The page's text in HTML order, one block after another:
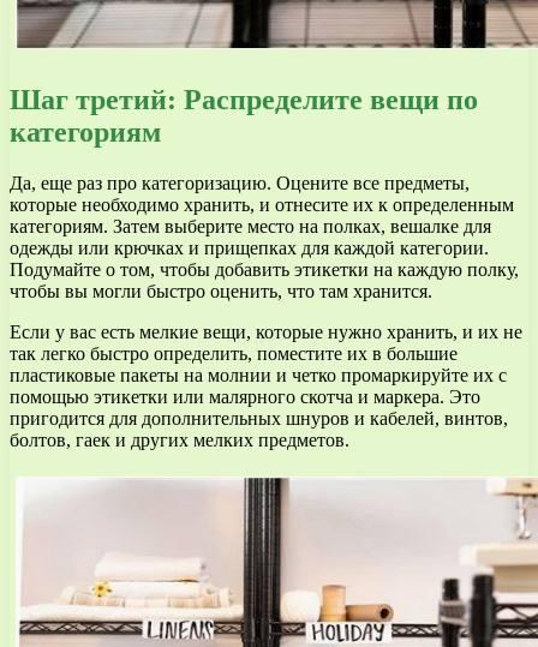
Шаг третий: Распределите вещи по
категориям
Да, еще раз про категоризацию. Оцените все предметы,
которые необходимо хранить, и отнесите их к определенным
категориям. Затем выберите место на полках, вешалке для
одежды или крючках и прищепках для каждой категории.
Подумайте о том, чтобы добавить этикетки на каждую полку,
чтобы вы могли быстро оценить, что там хранится.
Если у вас есть мелкие вещи, которые нужно хранить, и их не
так легко быстро определить, поместите их в большие
пластиковые пакеты на молнии и четко промаркируйте их с
помощью этикетки или малярного скотча и маркера. Это
пригодится для дополнительных шнуров и кабелей, винтов,
болтов, гаек и других мелких предметов.